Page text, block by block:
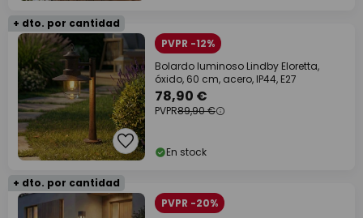
+ dto. por cantidad
PVPR -12%
Bolardo luminoso Lindby Eloretta,
óxido, 60 cm, acero, IP44, E27
78,90 €
PVPR89,90 €
En stock
+ dto. por cantidad
PVPR -20%